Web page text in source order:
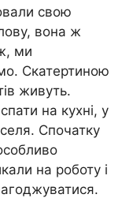
свою
вона ж
ми
Скатертиною
живуть.
на кухні, у
Спочатку
на роботу і